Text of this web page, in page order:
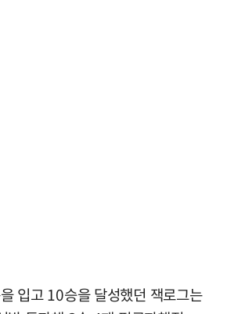
입고 10승을 달성했던 잭로그는